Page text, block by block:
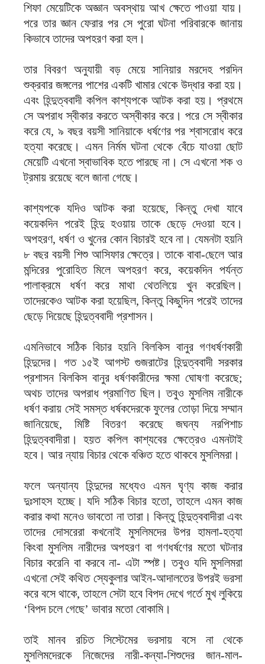
শিফা মেয়েটিকে অজ্ঞান অবস্থায় আখ ক্ষেতে পাওয়া যায়।
পরে তার জ্ঞান ফেরার পর সে পুরো ঘটনা পরিবারকে জানায়
কিভাবে তাদের অপহরণ করা হল।
তার বিবরণ অনুযায়ী বড় মেয়ে সানিয়ার মরদেহ পরদিন
শুক্রবার জঙ্গলের পাশের একটি খামার থেকে উদ্ধার করা হয়।
এবং হিন্দুত্ববাদী কপিল কাশ্যপকে আটক করা হয়। প্রথমে
সে অপরাধ স্বীকার করতে অস্বীকার করে। পরে সে স্বীকার
করে যে, ৯ বছর বয়সী সানিয়াকে ধর্ষণের পর শ্বাসরোধ করে
হত্যা করেছে। এমন নির্মম ঘটনা থেকে বেঁচে যাওয়া ছোট
মেয়েটি এখনো স্বাভাবিক হতে পারছে না। সে এখনো শক ও
ট্রমায় রয়েছে বলে জানা গেছে।
কাশ্যপকে যদিও আটক করা হয়েছে, কিন্তু দেখা যাবে
কয়েকদিন পরেই হিন্দু হওয়ায় তাকে ছেড়ে দেওয়া হবে।
অপহরণ, ধর্ষণ ও খুনের কোন বিচারই হবে না। যেমনটা হয়নি
৮ বছর বয়সী শিশু আসিফার ক্ষেত্রে। তাকে বাবা-ছেলে আর
মন্দিরের পুরোহিত মিলে অপহরণ করে, কয়েকদিন পর্যন্ত
পালাক্রমে ধর্ষণ করে মাথা থেতলিয়ে খুন করেছিল।
তাদেরকেও আটক করা হয়েছিল, কিন্তু কিছুদিন পরেই তাদের
ছেড়ে দিয়েছে হিন্দুত্ববাদী প্রশাসন।
এমনিভাবে সঠিক বিচার হয়নি বিলকিস বানুর গণধর্ষণকারী
হিন্দুদের। গত ১৫ই আগস্ট গুজরাটের হিন্দুত্ববাদী সরকার
প্রশাসন বিলকিস বানুর ধর্ষণকারীদের ক্ষমা ঘোষণা করেছে;
অথচ তাদের অপরাধ প্রমাণিত ছিল। তবুও মুসলিম নারীকে
ধর্ষণ করায় সেই সমস্ত ধর্ষকদেরকে ফুলের তোড়া দিয়ে সম্মান
জানিয়েছে, মিষ্টি বিতরণ করেছে জঘন্য নরপিশাচ
হিন্দুত্ববাদীরা। হয়ত কপিল কাশ্যবের ক্ষেত্রেও এমনটাই
হবে। আর ন্যায় বিচার থেকে বঞ্চিত হতে থাকবে মুসলিমরা।
ফলে অন্যান্য হিন্দুদের মধ্যেও এমন ঘৃণ্য কাজ করার
দুঃসাহস হচ্ছে। যদি সঠিক বিচার হতো, তাহলে এমন কাজ
করার কথা মনেও ভাবতো না তারা। কিন্তু হিন্দুত্ববাদীরা এবং
তাদের দোসরেরা কখনোই মুসলিমদের উপর হামলা-হত্যা
কিংবা মুসলিম নারীদের অপহরণ বা গণধর্ষণের মতো ঘটনার
বিচার করেনি বা করবে না- এটা স্পষ্ট। তবুও যদি মুসলিমরা
এখনো সেই কথিত স্যেকুলার আইন-আদালতের উপরই ভরসা
করে বসে থাকে, তাহলে সেটা হবে বিপদ দেখে গর্তে মুখ লুকিয়ে
‘বিপদ চলে গেছে’ ভাবার মতো বোকামি।
তাই মানব রচিত সিস্টেমের ভরসায় বসে না থেকে
মুসলিমদেরকে নিজেদের নারী-কন্যা-শিশুদের জান-মাল-